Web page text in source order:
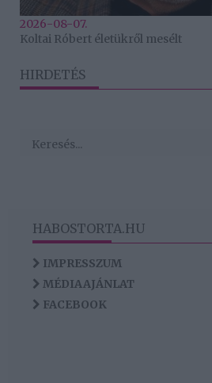
2026-08-07.
Koltai Róbert életükről mesélt
HIRDETÉS
HABOSTORTA.HU
IMPRESSZUM
MÉDIAAJÁNLAT
FACEBOOK